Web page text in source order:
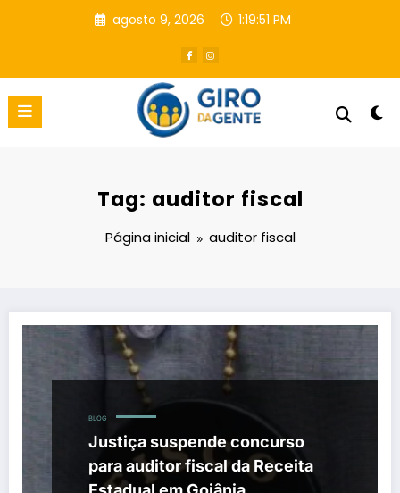
agosto 9, 2026 1:19:52 PM
Tag: auditor fiscal
Página inicial auditor fiscal
BLOG
Justiça suspende concurso
para auditor fiscal da Receita